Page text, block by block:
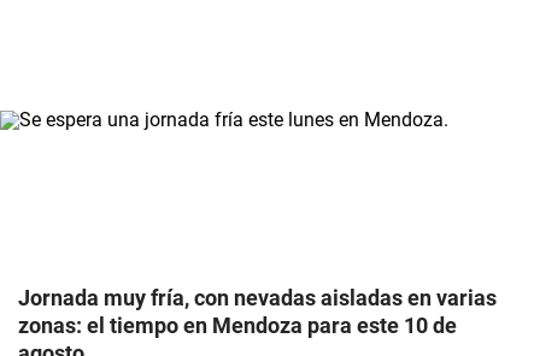
Jornada muy fría, con nevadas aisladas en varias
zonas: el tiempo en Mendoza para este 10 de